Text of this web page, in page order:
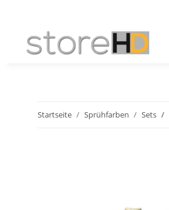
Startseite Sprühfarben Sets